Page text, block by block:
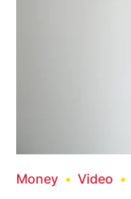
Money Video